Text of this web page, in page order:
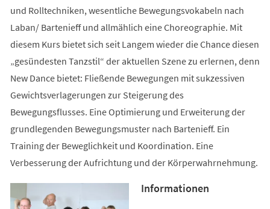
und Rolltechniken, wesentliche Bewegungsvokabeln nach
Laban/ Bartenieff und allmählich eine Choreographie. Mit
diesem Kurs bietet sich seit Langem wieder die Chance diesen
„gesündesten Tanzstil“ der aktuellen Szene zu erlernen, denn
New Dance bietet: Fließende Bewegungen mit sukzessiven
Gewichtsverlagerungen zur Steigerung des
Bewegungsflusses. Eine Optimierung und Erweiterung der
grundlegenden Bewegungsmuster nach Bartenieff. Ein
Training der Beweglichkeit und Koordination. Eine
Verbesserung der Aufrichtung und der Körperwahrnehmung.
Informationen